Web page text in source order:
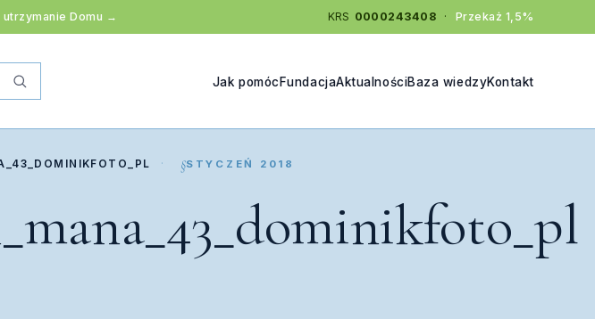
Domu → KRS 0000243408 · Przekaż 1,5%
Jak pomóc FundacjaAktualnościBaza wiedzyKontakt
STYCZEŃ 2018